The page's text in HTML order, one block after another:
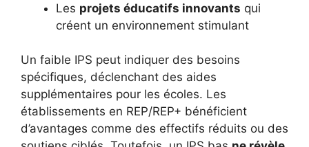
Les projets éducatifs innovants qui
créent un environnement stimulant
Un faible IPS peut indiquer des besoins
spécifiques, déclenchant des aides
supplémentaires pour les écoles. Les
établissements en REP/REP+ bénéficient
d’avantages comme des effectifs réduits ou des